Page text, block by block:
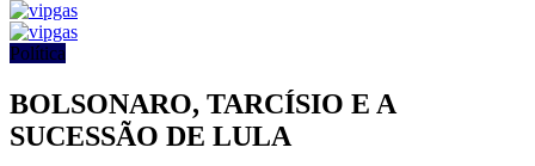
Política
BOLSONARO, TARCÍSIO E A
SUCESSÃO DE LULA